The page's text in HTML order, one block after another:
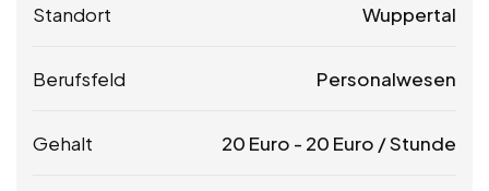
Standort Wuppertal
Berufsfeld Personalwesen
Gehalt 20 Euro - 20 Euro / Stunde